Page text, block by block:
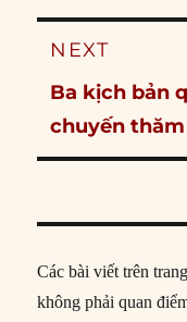
NEXT
Next
post:
Ba kịch bản
chuyến
Các bài viết trên
không phải quan